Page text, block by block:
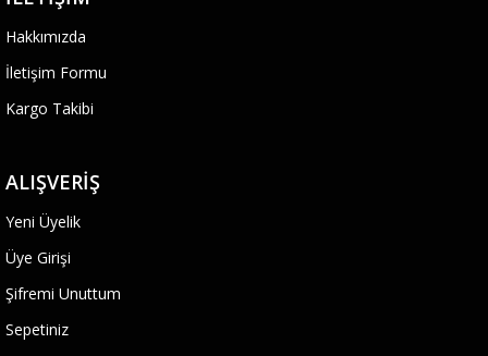
Hakkımızda
İletişim Formu
Kargo Takibi
ALIŞVERIŞ
Yeni Üyelik
Üye Girişi
Şifremi Unuttum
Sepetiniz